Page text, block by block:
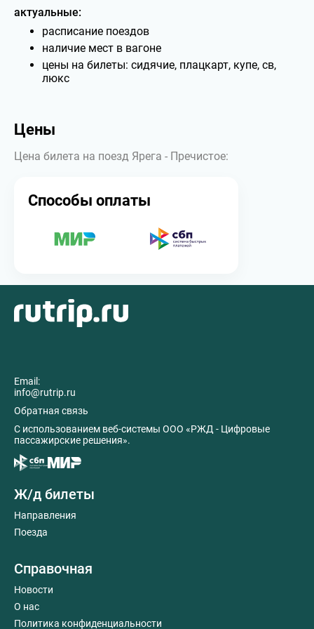
актуальные:
расписание поездов
наличие мест в вагоне
цены на билеты: сидячие, плацкарт, купе, св,
люкс
Цены
Цена билета на поезд Ярега - Пречистое:
Способы оплаты
Email:
info@rutrip.ru
Обратная связь
C использованием веб-системы ООО «РЖД - Цифровые
пассажирские решения».
Ж/д билеты
Направления
Поезда
Справочная
Новости
О нас
Политика конфиденциальности